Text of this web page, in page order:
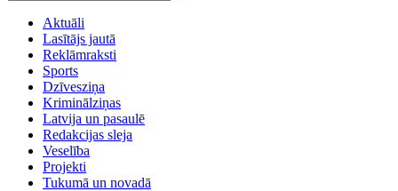
Aktuāli
Lasītājs jautā
Reklāmraksti
Sports
Dzīvesziņa
Kriminālziņas
Latvija un pasaulē
Redakcijas sleja
Veselība
Projekti
Tukumā un novadā